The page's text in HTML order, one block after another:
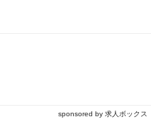
sponsored by 求人ボックス